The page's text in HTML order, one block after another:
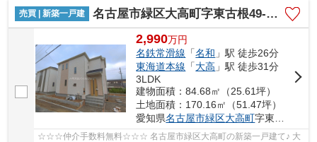
売買 | 新築一戸建 名古屋市緑区大高町字東古根49-8【仲介手数料無料】新築一戸建て A号棟
2,990万円
名鉄常滑線 「名和 」駅 徒歩26分
東海道本線 「大高 」駅 徒歩31分
3LDK
建物面積：84.68㎡（25.61坪）
土地面積：170.16㎡（51.47坪）
愛知県名古屋市緑区大高町字東古根
☆☆☆仲介手数料無料☆☆☆ 名古屋市緑区大高町の新築一戸建て♪ 大